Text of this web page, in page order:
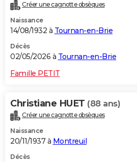
Créer une cagnotte obsèques
Naissance
14/08/1932 à Tournan-en-Brie
Décès
02/05/2026 à Tournan-en-Brie
Famille PETIT
Christiane HUET (88 ans)
Créer une cagnotte obsèques
Naissance
20/11/1937 à Montreuil
Décès